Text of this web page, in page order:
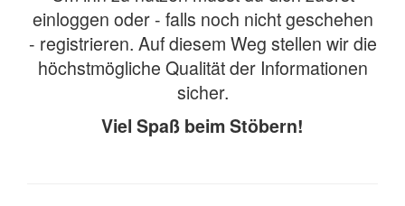
einloggen oder - falls noch nicht geschehen
- registrieren. Auf diesem Weg stellen wir die
höchstmögliche Qualität der Informationen
sicher.
Viel Spaß beim Stöbern!